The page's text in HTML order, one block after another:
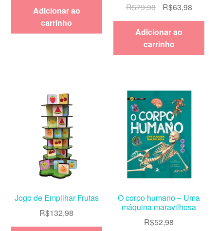
Adicionar ao
carrinho
R$79,98
preço
original
era:
R$79,98.
R$63,98O
preço
Adicionar ao
carrinho
Jogo de Empilhar Frutas
R$132,98
O corpo humano – Uma
máquina maravilhosa
R$52,98